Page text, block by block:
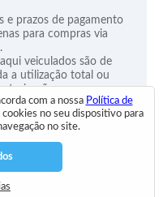
e prazos de pagamento
para compras via
veiculados são de
a utilização total ou
Reservados
por:
com a nossa Política de
no seu dispositivo para
no site.